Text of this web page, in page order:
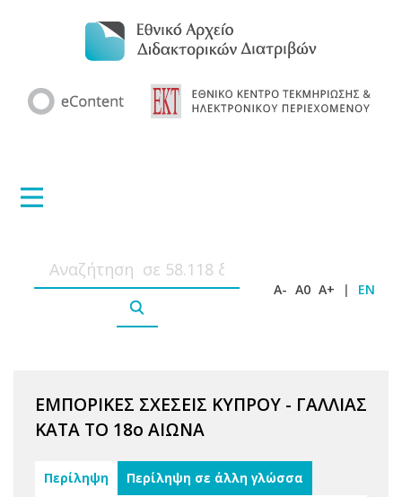
A- A0 A+ | EN
ΕΜΠΟΡΙΚΕΣ ΣΧΕΣΕΙΣ ΚΥΠΡΟΥ - ΓΑΛΛΙΑΣ
ΚΑΤΑ ΤΟ 18ο ΑΙΩΝΑ
Περίληψη Περίληψη σε άλλη γλώσσα